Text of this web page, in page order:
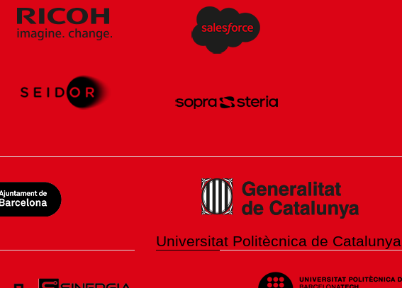
Universitat Politècnica de Catalunya